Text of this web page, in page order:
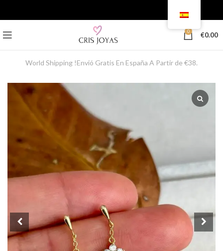
0 €0.00
World Shipping !Envió Gratis En España A Partir de €38.